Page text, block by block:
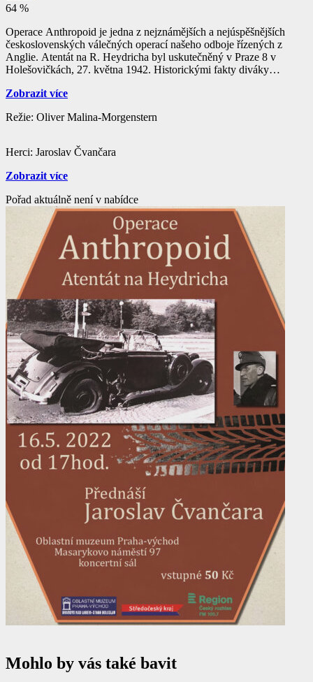
64 %
Operace Anthropoid je jedna z nejznámějších a nejúspěšnějších
československých válečných operací našeho odboje řízených z
Anglie. Atentát na R. Heydricha byl uskutečněný v Praze 8 v
Holešovičkách, 27. května 1942. Historickými fakty diváky
Helena Vovsová, která byla služebnou u Heydrichů, akademická
Terezína, plzeňský skaut bratr Richard Smola, pamětník útoku na
publicisté Jaroslav Čvančara, Vlastislav Janík a mnozí další.
Mozaiku doplňují příběhy československých odbojářů a vlastenců v
Protektorátu Čechy a Morava, ale i v zahraničí.
Zobrazit více
Režie: Oliver Malina-Morgenstern
Herci: Jaroslav Čvančara
Zobrazit více
Pořad aktuálně není v nabídce
Mohlo by vás také bavit